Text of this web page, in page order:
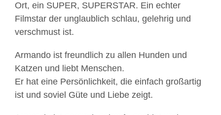
Ort, ein SUPER, SUPERSTAR. Ein echter
Filmstar der unglaublich schlau, gelehrig und
verschmust ist.
Armando ist freundlich zu allen Hunden und
Katzen und liebt Menschen.
Er hat eine Persönlichkeit, die einfach großartig
ist und soviel Güte und Liebe zeigt.